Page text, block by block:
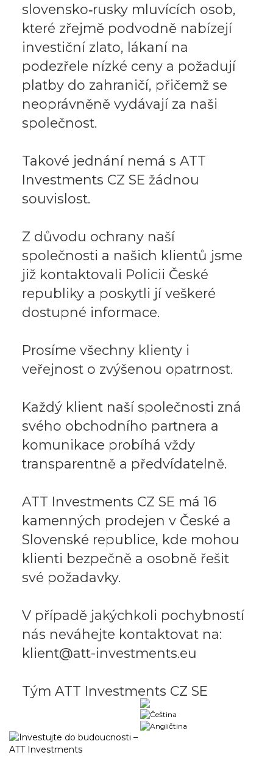
slovensko‑rusky mluvících osob,
které zřejmě podvodně nabízejí
investiční zlato, lákaní na
podezřele nízké ceny a požadují
platby do zahraničí, přičemž se
neoprávněně vydávají za naši
společnost.
Takové jednání nemá s ATT
Investments CZ SE žádnou
souvislost.
Z důvodu ochrany naší
společnosti a našich klientů jsme
již kontaktovali Policii České
republiky a poskytli jí veškeré
dostupné informace.
Prosíme všechny klienty i
veřejnost o zvýšenou opatrnost.
Každý klient naší společnosti zná
svého obchodního partnera a
komunikace probíhá vždy
transparentně a předvídatelně.
ATT Investments CZ SE má 16
kamenných prodejen v České a
Slovenské republice, kde mohou
klienti bezpečně a osobně řešit
své požadavky.
V případě jakýchkoli pochybností
nás neváhejte kontaktovat na:
klient@att-investments.eu
Tým ATT Investments CZ SE